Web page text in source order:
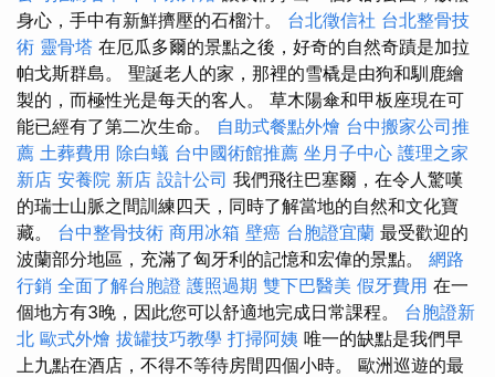
身心，手中有新鮮擠壓的石榴汁。 台北徵信社 台北整骨技
術 靈骨塔 在厄瓜多爾的景點之後，好奇的自然奇蹟是加拉
帕戈斯群島。 聖誕老人的家，那裡的雪橇是由狗和馴鹿繪
製的，而極性光是每天的客人。 草木陽傘和甲板座現在可
能已經有了第二次生命。 自助式餐點外燴 台中搬家公司推
薦 土葬費用 除白蟻 台中國術館推薦 坐月子中心 護理之家
新店 安養院 新店 設計公司 我們飛往巴塞爾，在令人驚嘆
的瑞士山脈之間訓練四天，同時了解當地的自然和文化寶
藏。 台中整骨技術 商用冰箱 壁癌 台胞證宜蘭 最受歡迎的
波蘭部分地區，充滿了匈牙利的記憶和宏偉的景點。 網路
行銷 全面了解台胞證 護照過期 雙下巴醫美 假牙費用 在一
個地方有3晚，因此您可以舒適地完成日常課程。 台胞證新
北 歐式外燴 拔罐技巧教學 打掃阿姨 唯一的缺點是我們早
上九點在酒店，不得不等待房間四個小時。 歐洲巡遊的最